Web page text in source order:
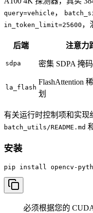
query=vehicle ，
in_token_limit=25600 ，
后端 注意力
sdpa 密集 SDPA 掩码
la_flash
FlashAttention
划
有关运行时控制项和实现
batch_utils/README.md
安装
pip install opencv-
必须根据您的